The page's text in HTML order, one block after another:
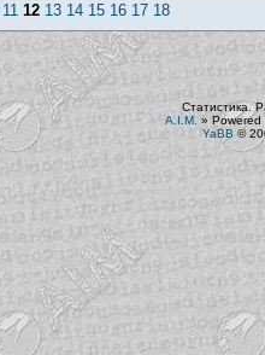
11 12 13 14 15 16 17 18
Статистика.
A.I.M. »Powered
YaBB ©